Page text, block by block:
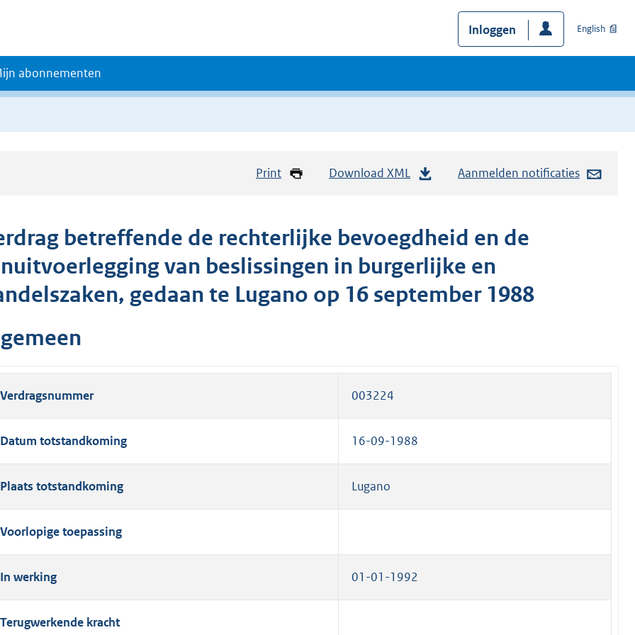
Inloggen English
abonnementen
Print Download XML Aanmelden notificaties
betreffende de rechterlijke bevoegdheid en de
van beslissingen in burgerlijke en
gedaan te Lugano op 16 september 1988
Verdragsnummer 003224
Datum totstandkoming 16-09-1988
Plaats totstandkoming Lugano
Voorlopige toepassing
In werking 01-01-1992
Terugwerkende kracht